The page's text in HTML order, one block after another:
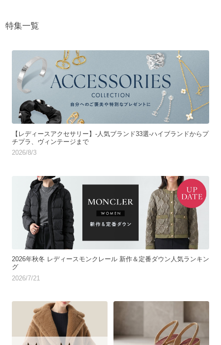
特集一覧
【レディースアクセサリー】-人気ブランド33選-ハイブランドからプ
チプラ、ヴィンテージまで
2026/8/3
2026年秋冬 レディースモンクレール 新作＆定番ダウン人気ランキン
グ
2026/7/21